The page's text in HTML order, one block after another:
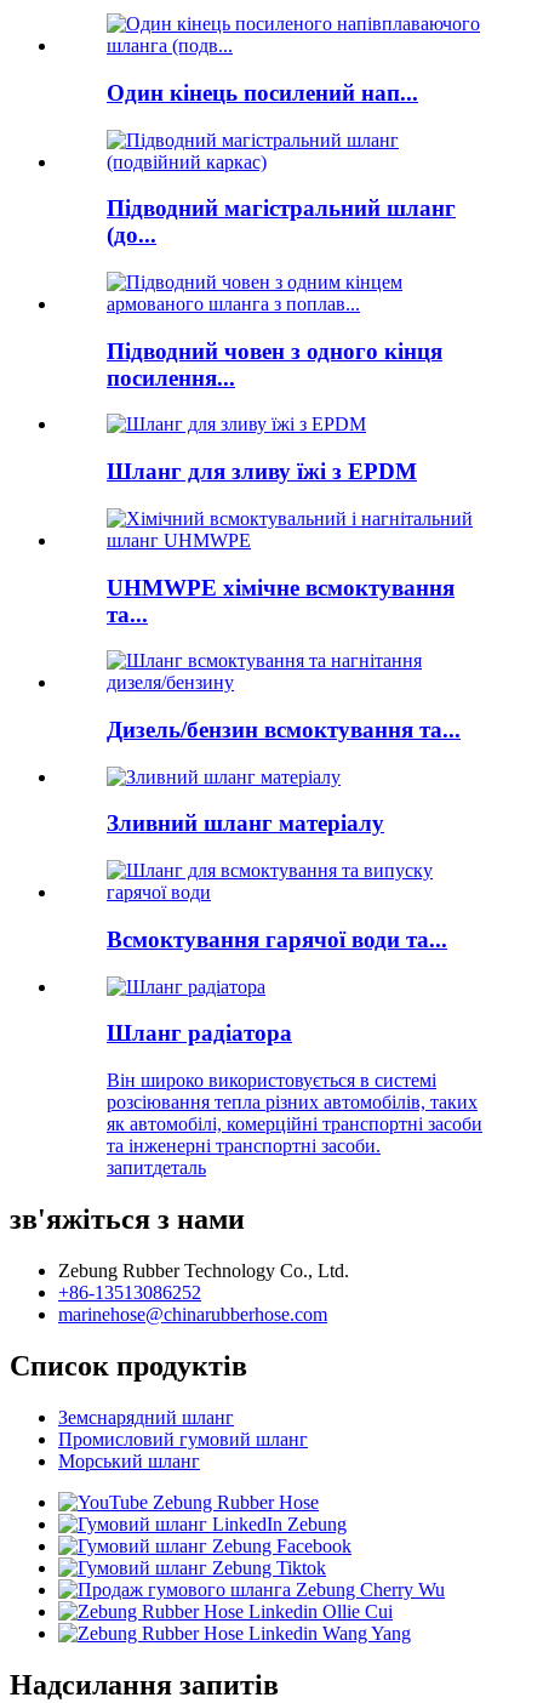
Один кінець посилений нап...
Підводний магістральний шланг
(до...
Підводний човен з одного кінця
посилення...
Шланг для зливу їжі з EPDM
UHMWPE хімічне всмоктування
та...
Дизель/бензин всмоктування та...
Зливний шланг матеріалу
Всмоктування гарячої води та...
Шланг радіатора
Він широко використовується в системі
розсіювання тепла різних автомобілів, таких
як автомобілі, комерційні транспортні засоби
та інженерні транспортні засоби.
запитдеталь
зв'яжіться з нами
Zebung Rubber Technology Co., Ltd.
+86-13513086252
marinehose@chinarubberhose.com
Список продуктів
Земснарядний шланг
Промисловий гумовий шланг
Морський шланг
Надсилання запитів